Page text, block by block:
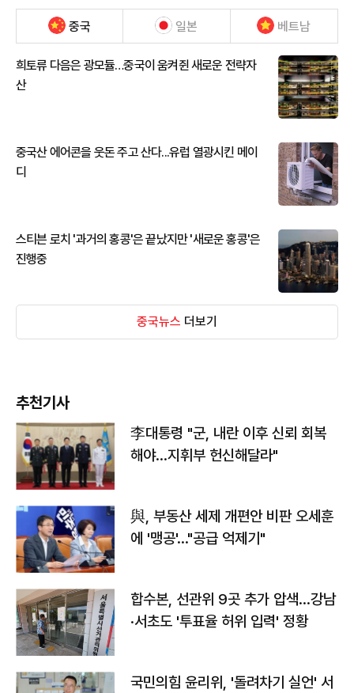
중국 일본 베트남
희토류 다음은 광모듈…중국이 움켜쥔 새로운 전략자
산
중국산 에어콘을 웃돈 주고 산다...유럽 열광시킨 메이
디
스티븐 로치 '과거의 홍콩'은 끝났지만 '새로운 홍콩'은
진행중
중국뉴스 더보기
추천기사
李대통령 "군, 내란 이후 신뢰 회복
해야…지휘부 헌신해달라"
與, 부동산 세제 개편안 비판 오세훈
에 '맹공'…"공급 억제기"
합수본, 선관위 9곳 추가 압색…강남
·서초도 '투표율 허위 입력' 정황
국민의힘 윤리위, '돌려차기 실언' 서